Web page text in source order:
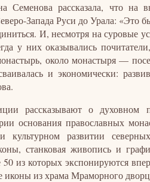
Семенова рассказала, что
Запада Руси до Урала:
И, несмотря на суровые
у них оказывались
около монастыря —
и экономически:
рассказывают о духовном
основания православных
и культурном развитии
станковая живопись и
50 из которых экспонируются
из храма Мраморного